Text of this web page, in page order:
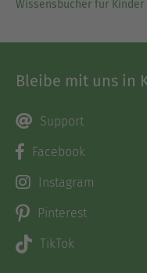
Wissensbücher für Kinder
Bleibe mit uns in
Support
Facebook
Instagram
Pinterest
TikTok